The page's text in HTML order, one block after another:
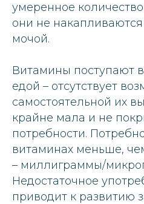
умеренное
они не
мочой.
Витамины поступают
едой – отсутствует
самостоятельной их
крайне мала и не
потребности.
витаминах меньше,
– миллиграммы/
Недостаточное
приводит к развитию